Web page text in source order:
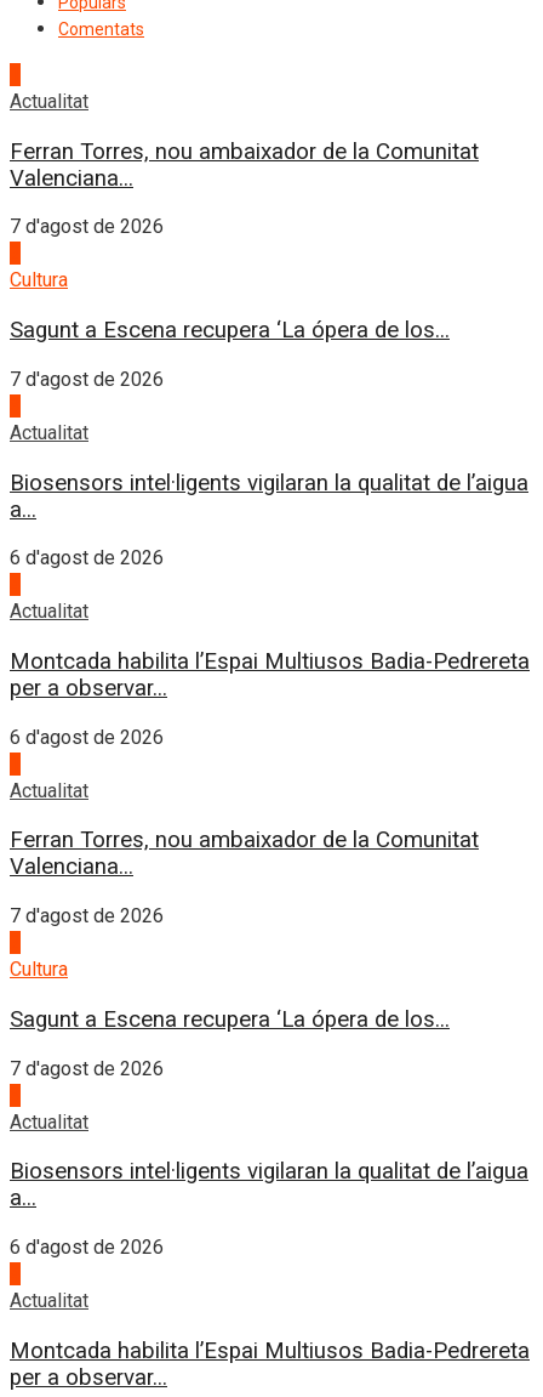
Comentats
Actualitat
Ferran Torres, nou ambaixador de la Comunitat
Valenciana...
7 d'agost de 2026
Cultura
Sagunt a Escena recupera ‘La ópera de los...
7 d'agost de 2026
Actualitat
Biosensors intel·ligents vigilaran la qualitat de l’aigua
a...
6 d'agost de 2026
Actualitat
Montcada habilita l’Espai Multiusos Badia-Pedrereta
per a observar...
6 d'agost de 2026
Actualitat
Ferran Torres, nou ambaixador de la Comunitat
Valenciana...
7 d'agost de 2026
Cultura
Sagunt a Escena recupera ‘La ópera de los...
7 d'agost de 2026
Actualitat
Biosensors intel·ligents vigilaran la qualitat de l’aigua
a...
6 d'agost de 2026
Actualitat
Montcada habilita l’Espai Multiusos Badia-Pedrereta
per a observar...